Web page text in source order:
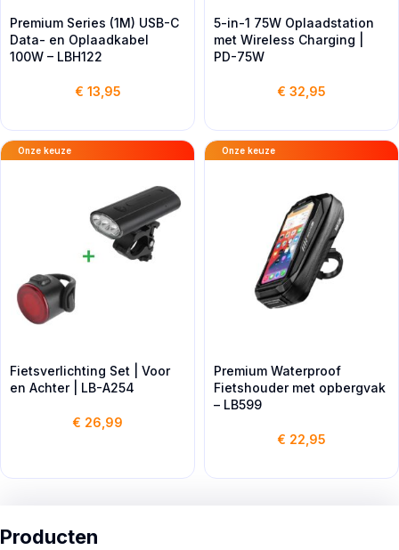
Premium Series (1M) USB-C
Data- en Oplaadkabel
100W – LBH122
€ 13,95
5-in-1 75W Oplaadstation
met Wireless Charging |
PD-75W
€ 32,95
Onze keuze
Fietsverlichting Set | Voor
en Achter | LB-A254
€ 26,99
Onze keuze
Premium Waterproof
Fietshouder met opbergvak
– LB599
€ 22,95
Producten